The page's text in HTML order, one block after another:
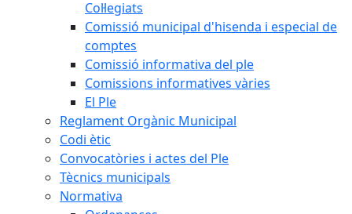
Col·legiats
Comissió municipal d'hisenda i especial de
comptes
Comissió informativa del ple
Comissions informatives vàries
El Ple
Reglament Orgànic Municipal
Codi ètic
Convocatòries i actes del Ple
Tècnics municipals
Normativa